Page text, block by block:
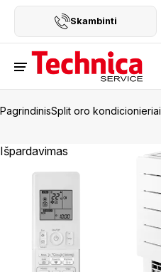
Skambinti
PagrindinisSplit oro kondicionieriai
Išpardavimas